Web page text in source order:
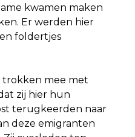
kwamen maken
Er werden hier
foldertjes
trokken mee met
zij hier hun
terugkeerden naar
deze emigranten